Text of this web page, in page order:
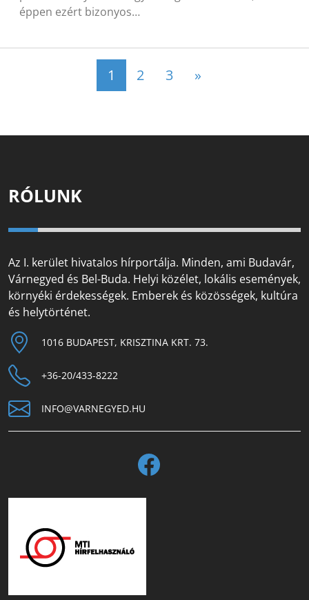
éppen ezért bizonyos…
Posts navigation
1 2 3 »
RÓLUNK
Az I. kerület hivatalos hírportálja. Minden, ami Budavár,
Várnegyed és Bel-Buda. Helyi közélet, lokális események,
környéki érdekességek. Emberek és közösségek, kultúra
és helytörténet.
1016 BUDAPEST, KRISZTINA KRT. 73.
+36-20/433-8222
INFO@VARNEGYED.HU